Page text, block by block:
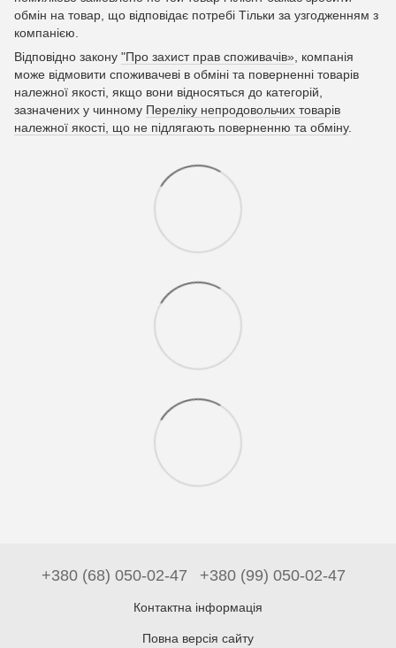
обмін на товар, що відповідає потребі Тільки за узгодженням з
компанією.
Відповідно закону "Про захист прав споживачів» , компанія
може відмовити споживачеві в обміні та поверненні товарів
належної якості, якщо вони відносяться до категорій,
зазначених у чинному Переліку непродовольчих товарів
належної якості, що не підлягають поверненню та обміну.
+380 (68) 050-02-47 +380 (99) 050-02-47
Контактна інформація
Повна версія сайту